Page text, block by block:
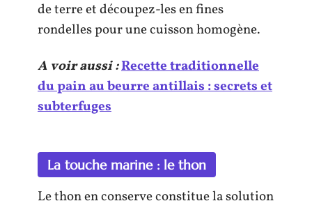
de terre et découpez-les en fines
rondelles pour une cuisson homogène.
A voir aussi :Recette traditionnelle
du pain au beurre antillais : secrets et
subterfuges
La touche marine : le thon
Le thon en conserve constitue la solution